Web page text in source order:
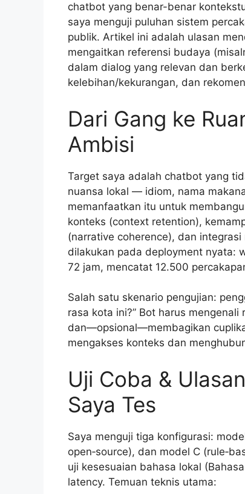
chatbot yang benar-benar
saya menguji puluhan sistem
publik. Artikel ini adalah ulasan
mengaitkan referensi budaya
dalam dialog yang relevan dan
kelebihan/kekurangan, dan
Dari Gang ke
Ambisi
Target saya adalah chatbot yang
nuansa lokal — idiom, nama
memanfaatkan itu untuk
konteks (context retention),
(narrative coherence), dan
dilakukan pada deployment nyata:
72 jam, mencatat 12.500
Salah satu skenario pengujian:
rasa kota ini?” Bot harus
dan—opsional—membagikan
mengakses konteks dan
Uji Coba &
Saya Tes
Saya menguji tiga konfigurasi:
open‑source), dan model C
uji kesesuaian bahasa lokal
latency. Temuan teknis utama: